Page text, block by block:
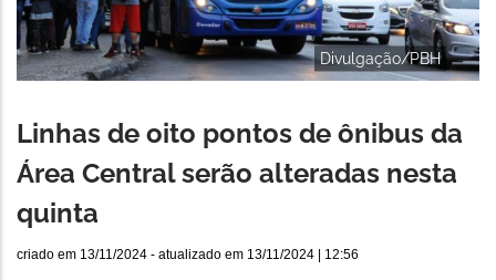
Divulgação/PBH
Linhas de oito pontos de ônibus da
Área Central serão alteradas nesta
quinta
criado em 13/11/2024 - atualizado em 13/11/2024 | 12:56